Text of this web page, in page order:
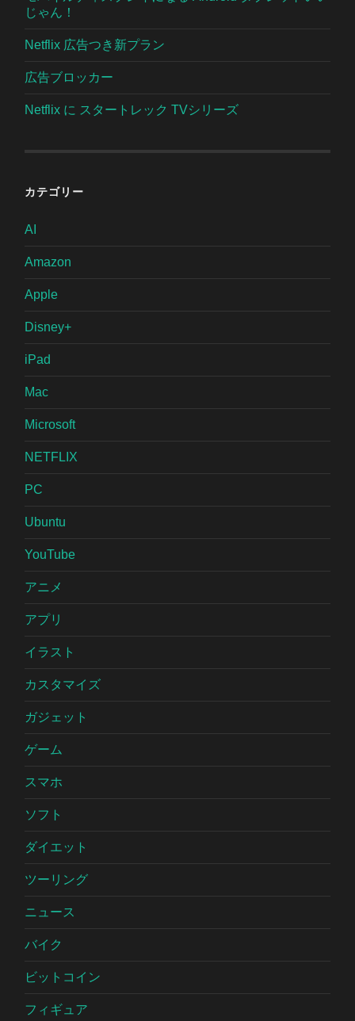
じゃん！
Netflix 広告つき新プラン
広告ブロッカー
Netflix に スタートレック TVシリーズ
カテゴリー
AI
Amazon
Apple
Disney+
iPad
Mac
Microsoft
NETFLIX
PC
Ubuntu
YouTube
アニメ
アプリ
イラスト
カスタマイズ
ガジェット
ゲーム
スマホ
ソフト
ダイエット
ツーリング
ニュース
バイク
ビットコイン
フィギュア